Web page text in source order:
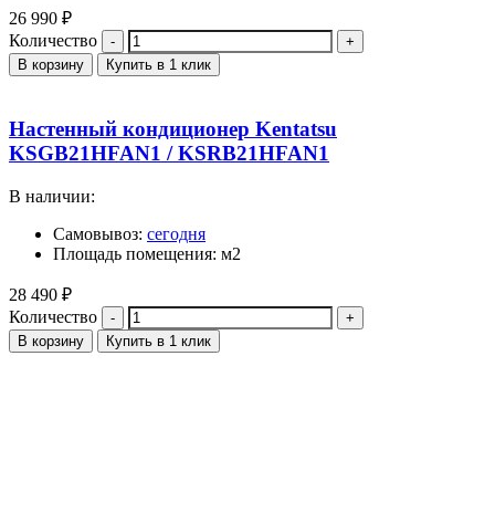
26 990 ₽
Количество
В корзину Купить в 1 клик
Настенный кондиционер Kentatsu
KSGB21HFAN1 / KSRB21HFAN1
В наличии:
Самовывоз: сегодня
Площадь помещения: м2
28 490 ₽
Количество
В корзину Купить в 1 клик